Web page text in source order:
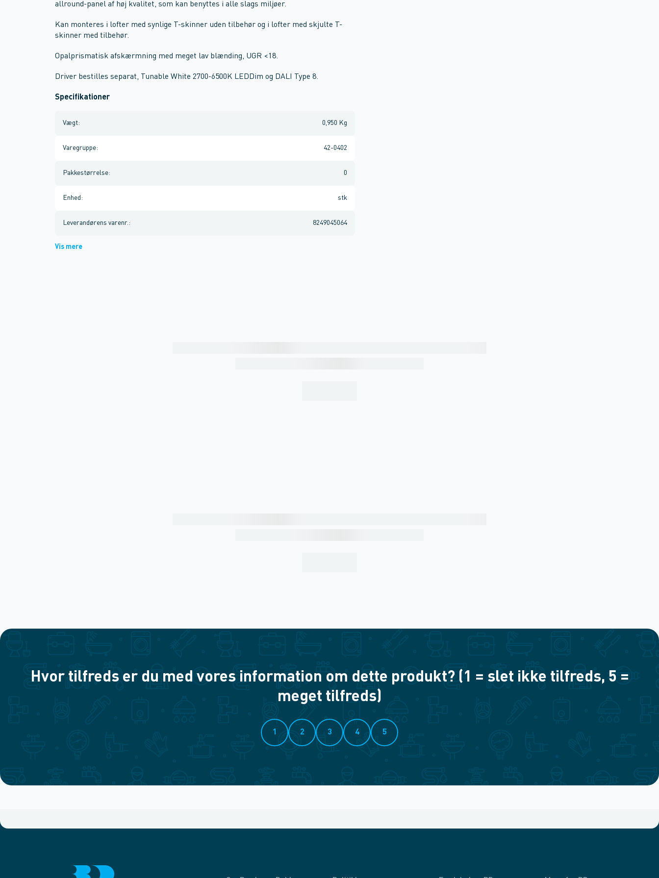
allround-panel af høj kvalitet, som kan benyttes i alle slags miljøer.
Kan monteres i lofter med synlige T-skinner uden tilbehør og i lofter med skjulte T-
skinner med tilbehør.
Opalprismatisk afskærmning med meget lav blænding, UGR <18.
Driver bestilles separat, Tunable White 2700-6500K LEDDim og DALI Type 8.
Specifikationer
Vægt: 0,950 Kg
Varegruppe: 42-0402
Pakkestørrelse: 0
Enhed : stk
Leverandørens varenr. : 8249045064
Vis mere
Hvor tilfreds er du med vores information om dette produkt? (1 = slet ikke tilfreds, 5 =
meget tilfreds)
1 2 3 4 5